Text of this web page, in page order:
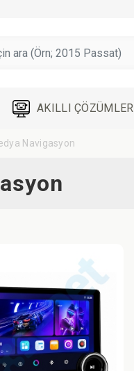
AKILLI ÇÖZÜMLER
Navigasyon